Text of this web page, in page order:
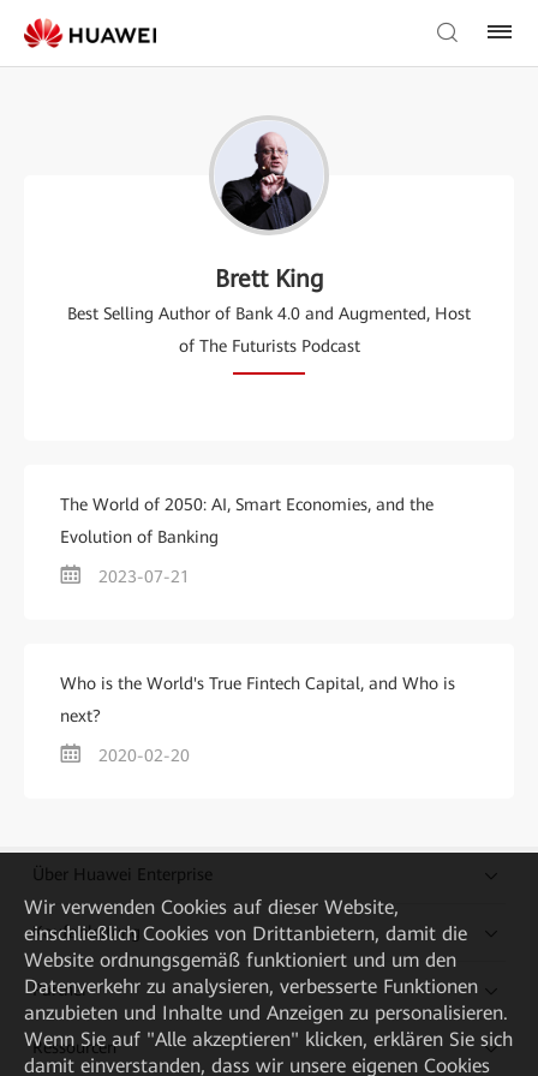
Brett King
Best Selling Author of Bank 4.0 and Augmented, Host
of The Futurists Podcast
The World of 2050: AI, Smart Economies, and the
Evolution of Banking
2023-07-21
Who is the World's True Fintech Capital, and Who is
next?
2020-02-20
Über Huawei Enterprise
Kaufanleitung
Partner
Ressourcen
Wir verwenden Cookies auf dieser Website,
einschließlich Cookies von Drittanbietern, damit die
Website ordnungsgemäß funktioniert und um den
Datenverkehr zu analysieren, verbesserte Funktionen
anzubieten und Inhalte und Anzeigen zu personalisieren.
Wenn Sie auf "Alle akzeptieren" klicken, erklären Sie sich
damit einverstanden, dass wir unsere eigenen Cookies